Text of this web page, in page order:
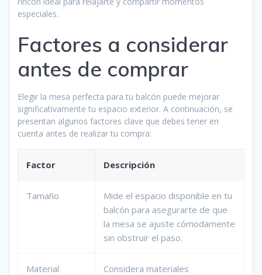
especiales.
Factores a considerar
antes de comprar
Elegir la mesa perfecta para tu balcón puede mejorar
significativamente tu espacio exterior. A continuación, se
presentan algunos factores clave que debes tener en
cuenta antes de realizar tu compra:
Factor Descripción
Tamaño
Mide el espacio disponible en tu
balcón para asegurarte de que
la mesa se ajuste cómodamente
sin obstruir el paso.
Material
Considera materiales